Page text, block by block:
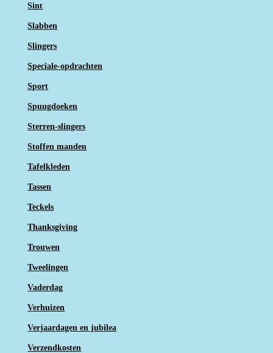
Sint
Slabben
Slingers
Speciale-opdrachten
Sport
Spuugdoeken
Sterren-slingers
Stoffen manden
Tafelkleden
Tassen
Teckels
Thanksgiving
Trouwen
Tweelingen
Vaderdag
Verhuizen
Verjaardagen en jubilea
Verzendkosten